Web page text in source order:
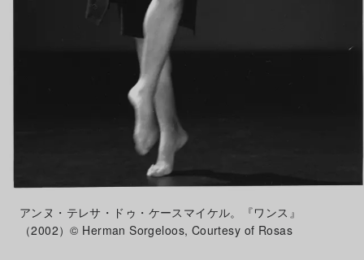
アンヌ・テレサ・ドゥ・ケースマイケル。『ワンス』
（2002）© Herman Sorgeloos, Courtesy of Rosas